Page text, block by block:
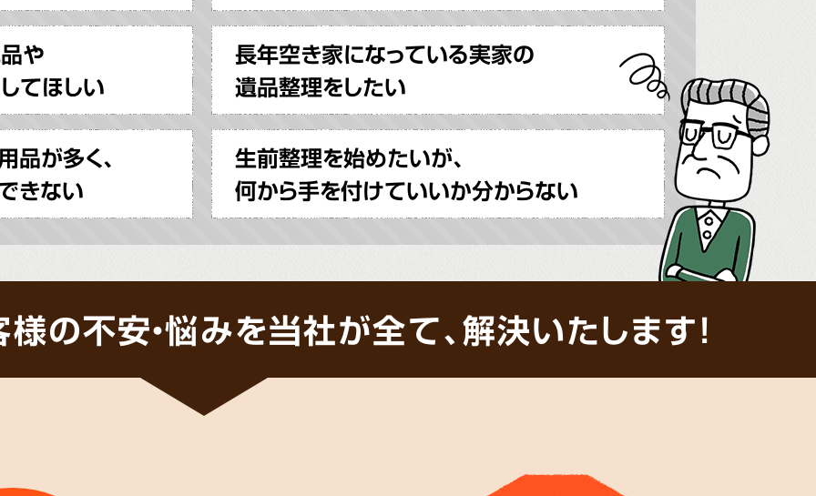
や
てほしい
長年空き家になっている実家の
遺品整理をしたい
品が多く、
きない
生前整理を始めたいが、
何から手を付けていいか分からない
の不安・悩みを当社が全て、解決いたします!